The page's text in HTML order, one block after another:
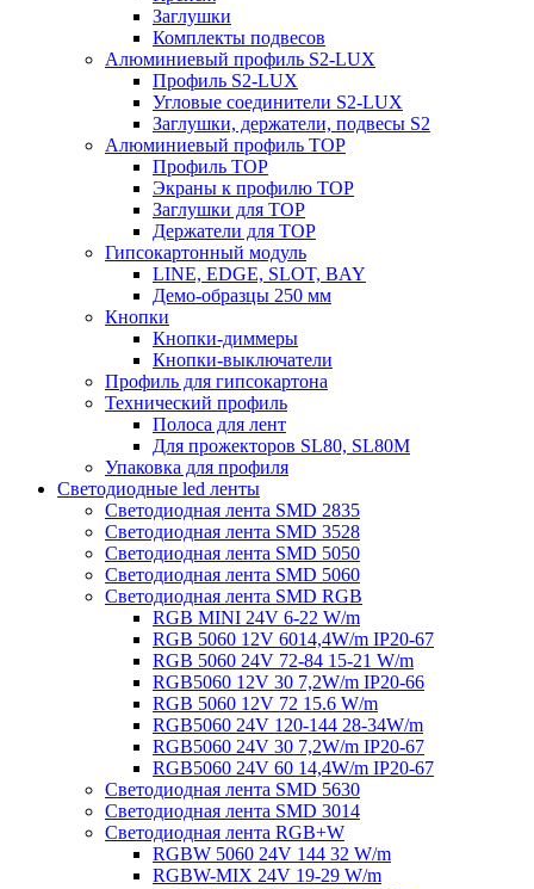
Заглушки
Комплекты подвесов
Алюминиевый профиль S2-LUX
Профиль S2-LUX
Угловые соединители S2-LUX
Заглушки, держатели, подвесы S2
Алюминиевый профиль TOP
Профиль TOP
Экраны к профилю TOP
Заглушки для TOP
Держатели для TOP
Гипсокартонный модуль
LINE, EDGE, SLOT, BAY
Демо-образцы 250 мм
Кнопки
Кнопки-диммеры
Кнопки-выключатели
Профиль для гипсокартона
Технический профиль
Полоса для лент
Для прожекторов SL80, SL80M
Упаковка для профиля
Светодиодные led ленты
Светодиодная лента SMD 2835
Светодиодная лента SMD 3528
Светодиодная лента SMD 5050
Светодиодная лента SMD 5060
Светодиодная лента SMD RGB
RGB MINI 24V 6-22 W/m
RGB 5060 12V 6014,4W/m IP20-67
RGB 5060 24V 72-84 15-21 W/m
RGB5060 12V 30 7,2W/m IP20-66
RGB 5060 12V 72 15.6 W/m
RGB5060 24V 120-144 28-34W/m
RGB5060 24V 30 7,2W/m IP20-67
RGB5060 24V 60 14,4W/m IP20-67
Светодиодная лента SMD 5630
Светодиодная лента SMD 3014
Светодиодная лента RGB+W
RGBW 5060 24V 144 32 W/m
RGBW-MIX 24V 19-29 W/m